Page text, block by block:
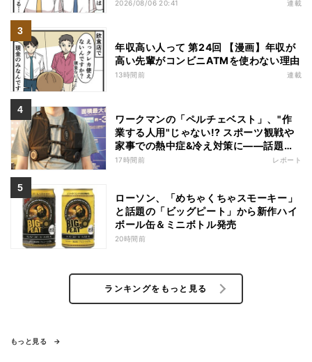
2026/08/06 20:41 連載
年収高い人って 第24回 【漫画】年収が
高い先輩がコンビニATMを使わない理由
13時間前 連載
ワークマンの「ペルチェベスト」、"作
業する人用"じゃない!? スポーツ観戦や
家事での熱中症&冷え対策に――話題の
商品を徹底検証
17時間前 レポート
ローソン、「めちゃくちゃスモーキー」
と話題の「ビッグピート」から新作ハイ
ボール缶＆ミニボトル発売
20時間前
ランキングをもっと見る
もっと見る